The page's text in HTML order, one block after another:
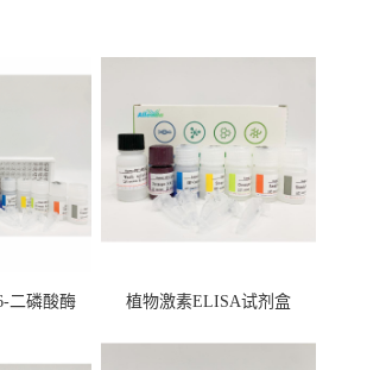
二磷酸酶
植物激素ELISA试剂盒